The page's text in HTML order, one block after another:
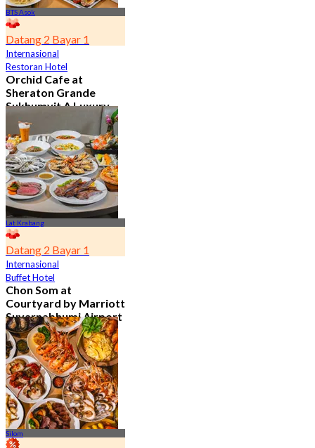
BTS Asok
Datang 2 Bayar 1
Internasional
Restoran Hotel
Orchid Cafe at
Sheraton Grande
Sukhumvit A Luxury
Collection Hotel
4.7
15.1K telah dipesan
Dari฿ 776
Lat Krabang
Datang 2 Bayar 1
Internasional
Buffet Hotel
Chon Som at
Courtyard by Marriott
Suvarnabhumi Airport
4.8
15.1K telah dipesan
Dari฿ 595
Silom